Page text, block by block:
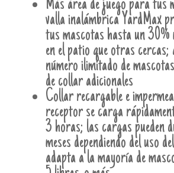
Más área de juego para tus
valla inalámbrica YardMax
tus mascotas hasta un 30%
en el patio que otras cercas;
número ilimitado de
de collar adicionales
Collar recargable e
receptor se carga
3 horas; las cargas pueden
meses dependiendo del uso
adapta a la mayoría de